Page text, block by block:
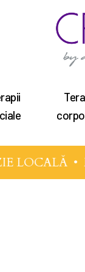
a închide
LOCALĂ •